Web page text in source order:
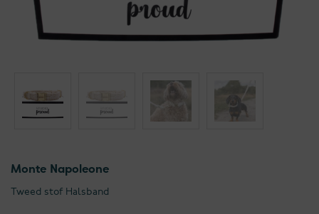
Monte Napoleone
Tweed stof Halsband